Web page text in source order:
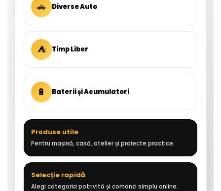
🚗 Diverse Auto
⛺ Timp Liber
🔋 Baterii și Acumulatori
Produse utile
Pentru mașină, casă, atelier și proiecte practice.
Selecție rapidă
Alegi categoria potrivită și comanzi simplu online.